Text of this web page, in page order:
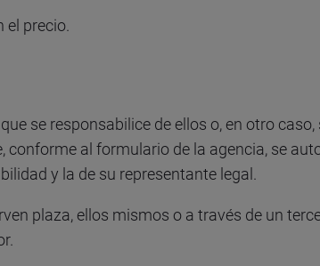
precio.
se responsabilice de ellos o, en otro caso,
al formulario de la agencia, se
y la de su representante legal.
plaza, ellos mismos o a través de un